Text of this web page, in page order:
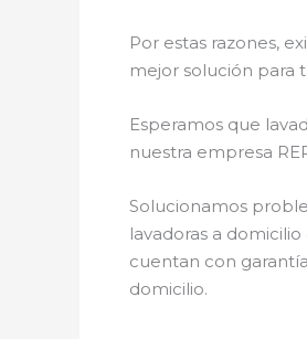
Por estas razones,
mejor solución para
Esperamos que
nuestra empresa
Solucionamos
lavadoras a
cuentan con
domicilio.